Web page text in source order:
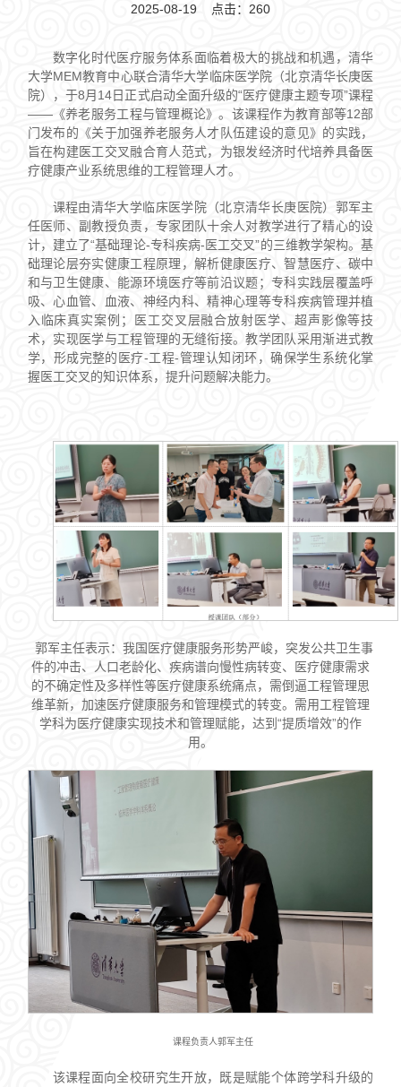
2025-08-19 点击： 260
数字化时代医疗服务体系面临着极大的挑战和机遇，清华
大学MEM教育中心联合清华大学临床医学院（北京清华长庚医
院），于8月14日正式启动全面升级的“医疗健康主题专项”课程
——《养老服务工程与管理概论》。该课程作为教育部等12部
门发布的《关于加强养老服务人才队伍建设的意见》的实践，
旨在构建医工交叉融合育人范式，为银发经济时代培养具备医
疗健康产业系统思维的工程管理人才。
课程由清华大学临床医学院（北京清华长庚医院）郭军主
任医师、副教授负责，专家团队十余人对教学进行了精心的设
计，建立了“基础理论-专科疾病-医工交叉”的三维教学架构。基
础理论层夯实健康工程原理，解析健康医疗、智慧医疗、碳中
和与卫生健康、能源环境医疗等前沿议题；专科实践层覆盖呼
吸、心血管、血液、神经内科、精神心理等专科疾病管理并植
入临床真实案例；医工交叉层融合放射医学、超声影像等技
术，实现医学与工程管理的无缝衔接。教学团队采用渐进式教
学，形成完整的医疗-工程-管理认知闭环，确保学生系统化掌
握医工交叉的知识体系，提升问题解决能力。
郭军主任表示：我国医疗健康服务形势严峻，突发公共卫生事
件的冲击、人口老龄化、疾病谱向慢性病转变、医疗健康需求
的不确定性及多样性等医疗健康系统痛点，需倒逼工程管理思
维革新，加速医疗健康服务和管理模式的转变。需用工程管理
学科为医疗健康实现技术和管理赋能，达到“提质增效”的作
用。
课程负责人郭军主任
该课程面向全校研究生开放，既是赋能个体跨学科升级的